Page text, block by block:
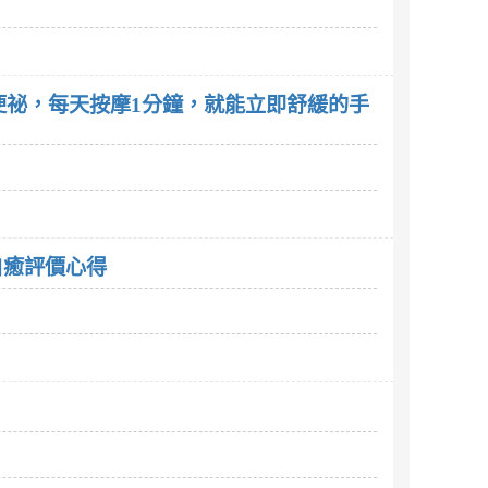
，每天按摩1分鐘，就能立即舒緩的手
評價心得